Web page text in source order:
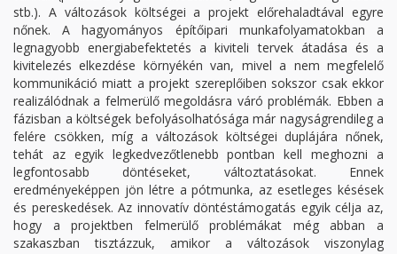
stb.). A változások költségei a projekt előrehaladtával egyre
nőnek. A hagyományos építőipari munkafolyamatokban a
legnagyobb energiabefektetés a kiviteli tervek átadása és a
kivitelezés elkezdése környékén van, mivel a nem megfelelő
kommunikáció miatt a projekt szereplőiben sokszor csak ekkor
realizálódnak a felmerülő megoldásra váró problémák. Ebben a
fázisban a költségek befolyásolhatósága már nagyságrendileg a
felére csökken, míg a változások költségei duplájára nőnek,
tehát az egyik legkedvezőtlenebb pontban kell meghozni a
legfontosabb döntéseket, változtatásokat. Ennek
eredményeképpen jön létre a pótmunka, az esetleges késések
és pereskedések. Az innovatív döntéstámogatás egyik célja az,
hogy a projektben felmerülő problémákat még abban a
szakaszban tisztázzuk, amikor a változások viszonylag